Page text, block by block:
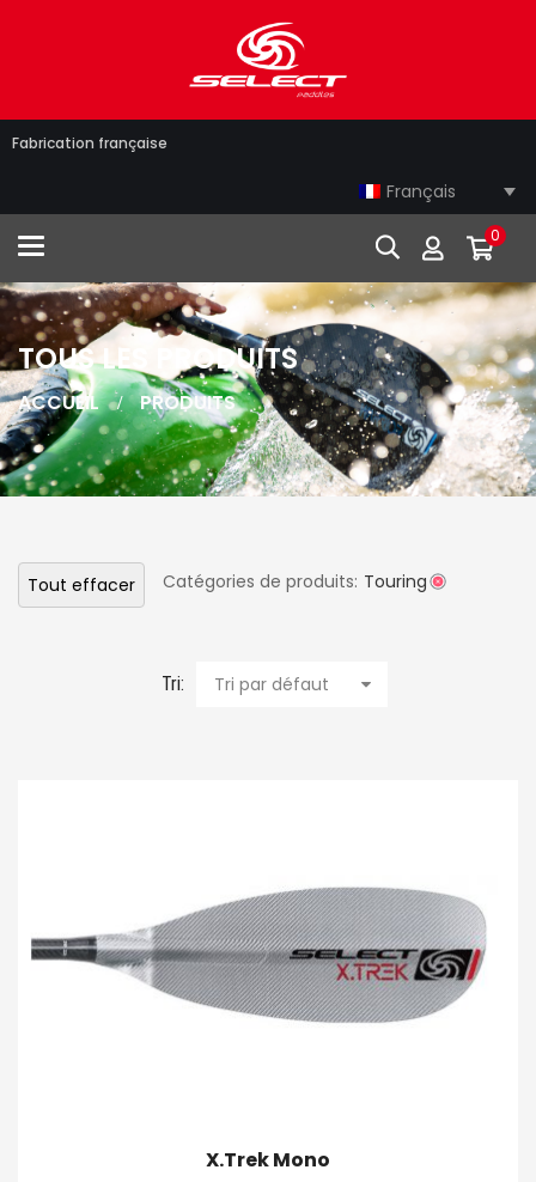
Fabrication française
Français
Toggle navigation 0
TOUS LES PRODUITS
ACCUEIL PRODUITS
Tout effacer Catégories de produits: Touring
Tri: Tri par défaut
X.Trek Mono